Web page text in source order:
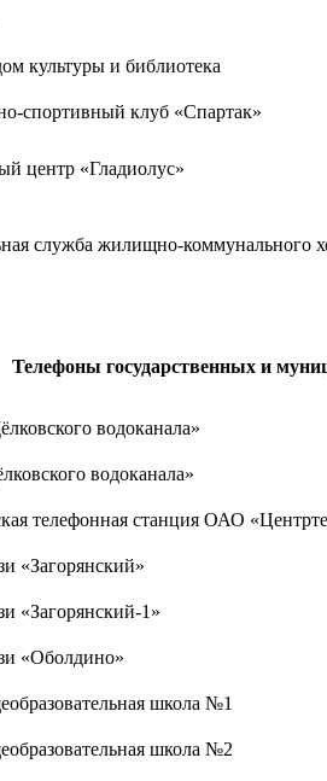
культуры и библиотека
спортивный клуб «Спартак»
центр «Гладиолус»
служба жилищно-коммунального
Телефоны государственных и
водоканала»
водоканала»
телефонная станция ОАО
«Загорянский»
«Загорянский-1»
«Оболдино»
школа №1
школа №2